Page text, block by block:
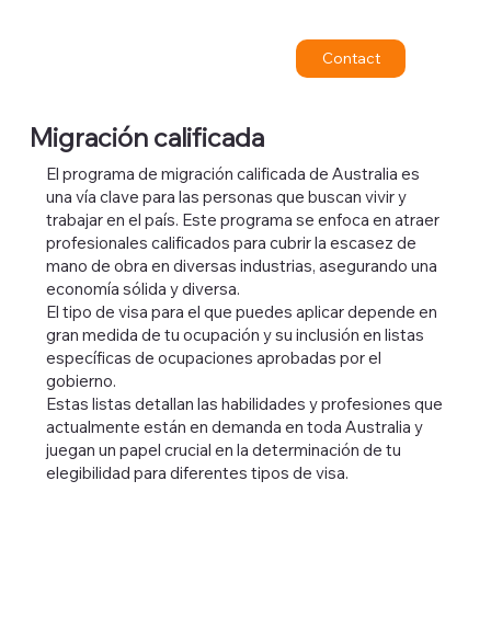
Contact
Migración calificada
El programa de migración calificada de Australia es
una vía clave para las personas que buscan vivir y
trabajar en el país. Este programa se enfoca en atraer
profesionales calificados para cubrir la escasez de
mano de obra en diversas industrias, asegurando una
economía sólida y diversa.
El tipo de visa para el que puedes aplicar depende en
gran medida de tu ocupación y su inclusión en listas
específicas de ocupaciones aprobadas por el
gobierno.
Estas listas detallan las habilidades y profesiones que
actualmente están en demanda en toda Australia y
juegan un papel crucial en la determinación de tu
elegibilidad para diferentes tipos de visa.